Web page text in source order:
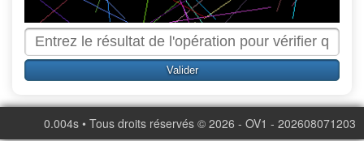
0.004s • Tous droits réservés © 2026 - OV1 - 202608071203